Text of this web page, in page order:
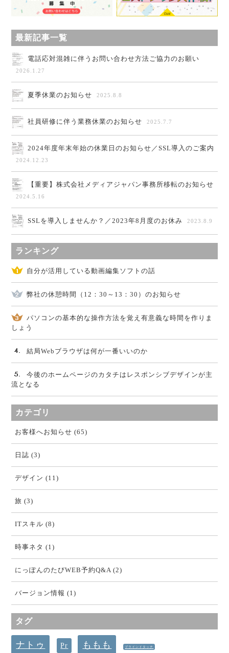
最新記事一覧
電話応対混雑に伴うお問い合わせ方法ご協力のお願い
2026.1.27
夏季休業のお知らせ 2025.8.8
社員研修に伴う業務休業のお知らせ 2025.7.7
2024年度年末年始の休業日のお知らせ／SSL導入のご案内
2024.12.23
【重要】株式会社メディアジャパン事務所移転のお知らせ
2024.5.16
SSLを導入しませんか？／2023年8月度のお休み 2023.8.9
ランキング
自分が活用している動画編集ソフトの話
弊社の休憩時間（12：30～13：30）のお知らせ
パソコンの基本的な操作方法を覚え有意義な時間を作りま
しょう
結局Webブラウザは何が一番いいのか
今後のホームページのカタチはレスポンシブデザインが主
流となる
カテゴリ
お客様へお知らせ (65)
日誌 (3)
デザイン (11)
旅 (3)
ITスキル (8)
時事ネタ (1)
にっぽんのたびWEB予約Q&A (2)
バージョン情報 (1)
タグ
ナトゥ Pr ももも ブラインドタッチ